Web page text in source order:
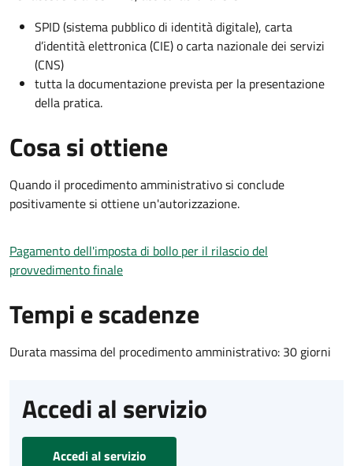
SPID (sistema pubblico di identità digitale), carta
d’identità elettronica (CIE) o carta nazionale dei servizi
(CNS)
tutta la documentazione prevista per la presentazione
della pratica.
Cosa si ottiene
Quando il procedimento amministrativo si conclude
positivamente si ottiene un'autorizzazione.
Pagamento dell'imposta di bollo per il rilascio del
provvedimento finale
Tempi e scadenze
Durata massima del procedimento amministrativo: 30 giorni
Accedi al servizio
Accedi al servizio